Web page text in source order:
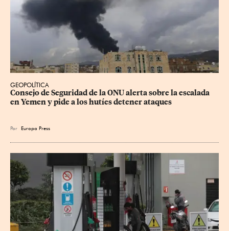
GEOPOLÍTICA
Consejo de Seguridad de la ONU alerta sobre la escalada
en Yemen y pide a los hutíes detener ataques
Por Europa Press